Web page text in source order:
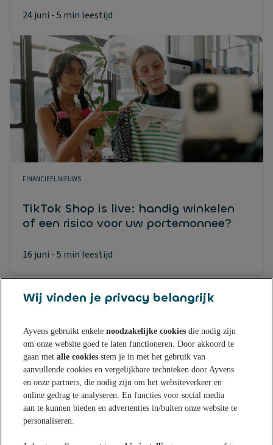
24 juni - 5 min leestijd
FINANCIEEL NIEUWS
TikTok Shop is live: handig winkelen
of een risico voor uw portemonnee?
16 juni - 5 min leestijd
Sparen bij Ayvens Bank
Onze Online Spaarrekening
Onze Spaarvormen
Onze Sparen App
Tips & Inspiratie
Wij vinden je privacy belangrijk
Ayvens gebruikt enkelenoodzakelijke cookies die nodig zijn
om onze website goed te laten functioneren. Door akkoord te
gaan metalle cookies stem je in met het gebruik van
aanvullende cookies en vergelijkbare technieken door Ayvens
en onze partners, die nodig zijn om het websiteverkeer en
online gedrag te analyseren. En functies voor social media
aan te kunnen bieden en advertenties in/buiten onze website te
personaliseren.